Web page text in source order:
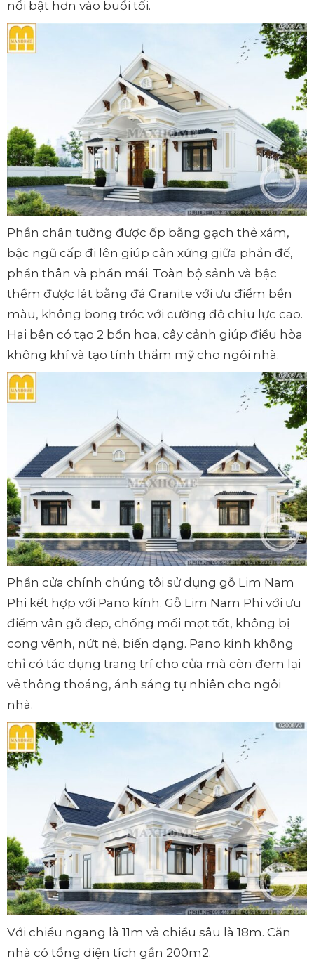
nổi bật hơn vào buổi tối.
Phần chân tường được ốp bằng gạch thẻ xám,
bậc ngũ cấp đi lên giúp cân xứng giữa phần đế,
phần thân và phần mái. Toàn bộ sảnh và bậc
thềm được lát bằng đá Granite với ưu điểm bền
màu, không bong tróc với cường độ chịu lực cao.
Hai bên có tạo 2 bồn hoa, cây cảnh giúp điều hòa
không khí và tạo tính thẩm mỹ cho ngôi nhà.
Phần cửa chính chúng tôi sử dụng gỗ Lim Nam
Phi kết hợp với Pano kính. Gỗ Lim Nam Phi với ưu
điểm vân gỗ đẹp, chống mối mọt tốt, không bị
cong vênh, nứt nẻ, biến dạng. Pano kính không
chỉ có tác dụng trang trí cho cửa mà còn đem lại
vẻ thông thoáng, ánh sáng tự nhiên cho ngôi
nhà.
Với chiều ngang là 11m và chiều sâu là 18m. Căn
nhà có tổng diện tích gần 200m2.